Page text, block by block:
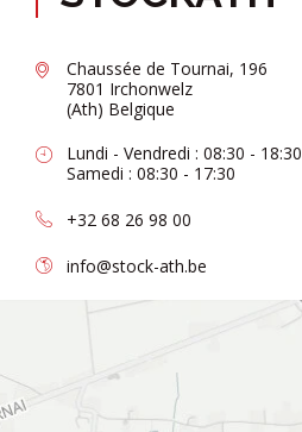
Chaussée de Tournai, 196
7801 Irchonwelz
(Ath) Belgique
Lundi - Vendredi : 08:30 - 18:30
Samedi : 08:30 - 17:30
+32 68 26 98 00
info@stock-ath.be